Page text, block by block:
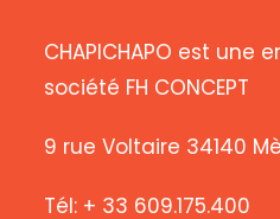
CHAPICHAPO est une
société FH CONCEPT
9 rue Voltaire 34140
Tél: + 33 609.175.400